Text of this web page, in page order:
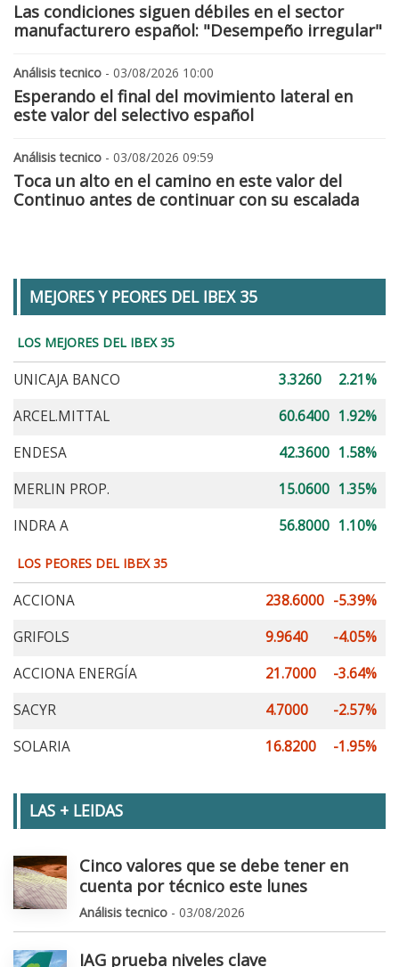
Las condiciones siguen débiles en el sector
manufacturero español: "Desempeño irregular"
Análisis tecnico - 03/08/2026 10:00
Esperando el final del movimiento lateral en
este valor del selectivo español
Análisis tecnico - 03/08/2026 09:59
Toca un alto en el camino en este valor del
Continuo antes de continuar con su escalada
MEJORES Y PEORES DEL IBEX 35
LOS MEJORES DEL IBEX 35
UNICAJA BANCO 3.3260
2.21%
ARCEL.MITTAL
60.6400 1.92%
ENDESA
42.3600 1.58%
MERLIN PROP.
15.0600 1.35%
INDRA A
56.8000 1.10%
LOS PEORES DEL IBEX 35
ACCIONA 238.6000 -5.39%
GRIFOLS
9.9640
-4.05%
ACCIONA ENERGÍA
21.7000
-3.64%
SACYR
4.7000
-2.57%
SOLARIA
16.8200 -1.95%
LAS + LEIDAS
Cinco valores que se debe tener en
cuenta por técnico este lunes
Análisis tecnico - 03/08/2026
IAG prueba niveles clave